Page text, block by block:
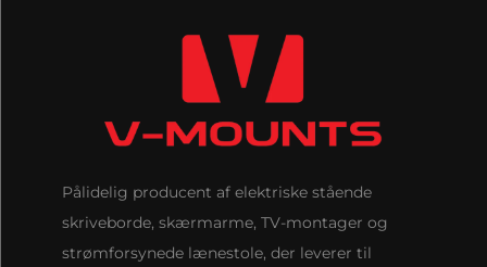
Pålidelig producent af elektriske stående
skriveborde, skærmarme, TV-montager og
strømforsynede lænestole, der leverer til